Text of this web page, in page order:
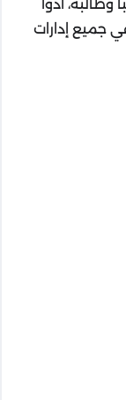
العام بلغ حوالي 15352 طالباً وطالبةً، أدوا
موزعين في جميع إدارات